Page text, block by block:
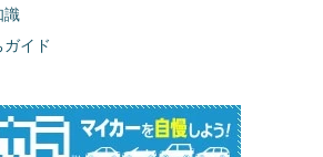
識
イド